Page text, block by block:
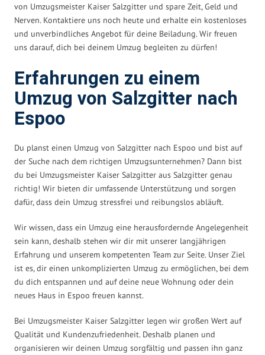
von Umzugsmeister Kaiser Salzgitter und spare Zeit, Geld und
Nerven. Kontaktiere uns noch heute und erhalte ein kostenloses
und unverbindliches Angebot für deine Beiladung. Wir freuen
uns darauf, dich bei deinem Umzug begleiten zu dürfen!
Erfahrungen zu einem
Umzug von Salzgitter nach
Espoo
Du planst einen Umzug von Salzgitter nach Espoo und bist auf
der Suche nach dem richtigen Umzugsunternehmen? Dann bist
du bei Umzugsmeister Kaiser Salzgitter aus Salzgitter genau
richtig! Wir bieten dir umfassende Unterstützung und sorgen
dafür, dass dein Umzug stressfrei und reibungslos abläuft.
Wir wissen, dass ein Umzug eine herausfordernde Angelegenheit
sein kann, deshalb stehen wir dir mit unserer langjährigen
Erfahrung und unserem kompetenten Team zur Seite. Unser Ziel
ist es, dir einen unkomplizierten Umzug zu ermöglichen, bei dem
du dich entspannen und auf deine neue Wohnung oder dein
neues Haus in Espoo freuen kannst.
Bei Umzugsmeister Kaiser Salzgitter legen wir großen Wert auf
Qualität und Kundenzufriedenheit. Deshalb planen und
organisieren wir deinen Umzug sorgfältig und passen ihn ganz